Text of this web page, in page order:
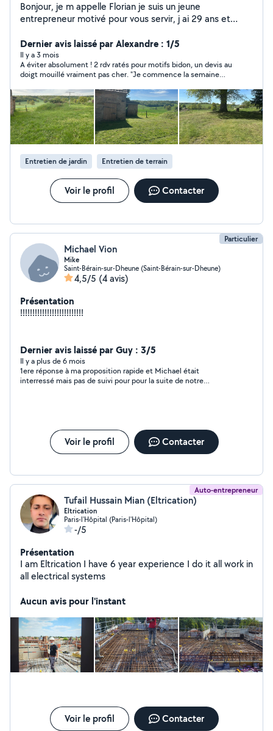
Bonjour, je m appelle Florian je suis un jeune
entrepreneur motivé pour vous servir, j ai 29 ans et
je vous propose sont les suivantes: petite rénovation
intérieurs et extérieurs, entretien de vos jardins ainsi
que vos allées et cours. Je suis minutieux et aimes le
travail bien réalisé. Votre bonheur et le miens, n'hésitez
pas à me contacter je saurait répondre à vos besoins.
Dernier avis laissé par Alexandre : 1/5
Il y a 3 mois
A éviter absolument ! 2 rdv ratés pour motifs bidon, un devis au
doigt mouillé vraiment pas cher. "Je commence la semaine
non !! Après nombreux messages de relance, j'ai jeté l'éponge.
Profil à éviter, fait perdre du temps et pénalise les autres
artisans sérieux et fiables.
Entretien de jardin Entretien de terrain
Voir le profil Contacter
Particulier
Michael Vion
Mike
Saint-Bérain-sur-Dheune (Saint-Bérain-sur-Dheune)
4,5/5 (4 avis)
Présentation
!!!!!!!!!!!!!!!!!!!!!!!!!!
Dernier avis laissé par Guy : 3/5
Il y a plus de 6 mois
1ere réponse à ma proposition rapide et Michael était
interressé mais pas de suivi pour pour la suite de notre
Voir le profil Contacter
Auto-entrepreneur
Tufail Hussain Mian (Eltrication)
Eltrication
Paris-l'Hôpital (Paris-l'Hôpital)
-/5
Présentation
I am Eltrication I have 6 year experience I do it all work in
all electrical systems
Aucun avis pour l'instant
Voir le profil Contacter